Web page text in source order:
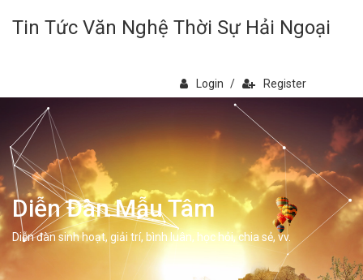
Tin Tức Văn Nghệ Thời Sự Hải Ngoại
Login / Register
Diễn Đàn Mẫu Tâm
Diễn đàn sinh hoạt, giải trí, bình luân, học hỏi, chia sẻ, vv.